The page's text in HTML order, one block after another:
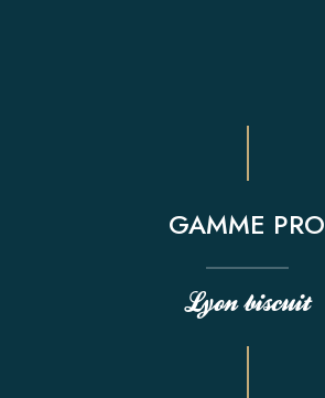
La Croquille
ACTUALITÉS
Presse
Salons
GAMME PRO
Lyon biscuit